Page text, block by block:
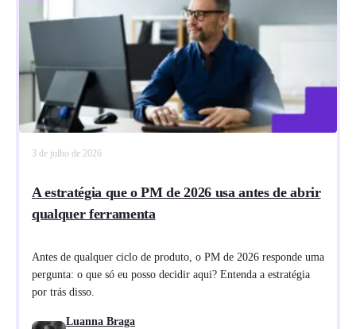
3 de julho de 2026
A estratégia que o PM de 2026 usa antes de abrir
qualquer ferramenta
Antes de qualquer ciclo de produto, o PM de 2026 responde uma
pergunta: o que só eu posso decidir aqui? Entenda a estratégia
por trás disso.
Luanna Braga